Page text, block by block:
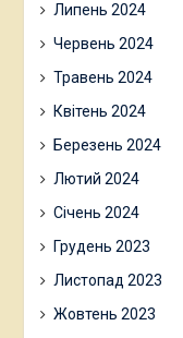
Липень 2024
Червень 2024
Травень 2024
Квітень 2024
Березень 2024
Лютий 2024
Січень 2024
Грудень 2023
Листопад 2023
Жовтень 2023